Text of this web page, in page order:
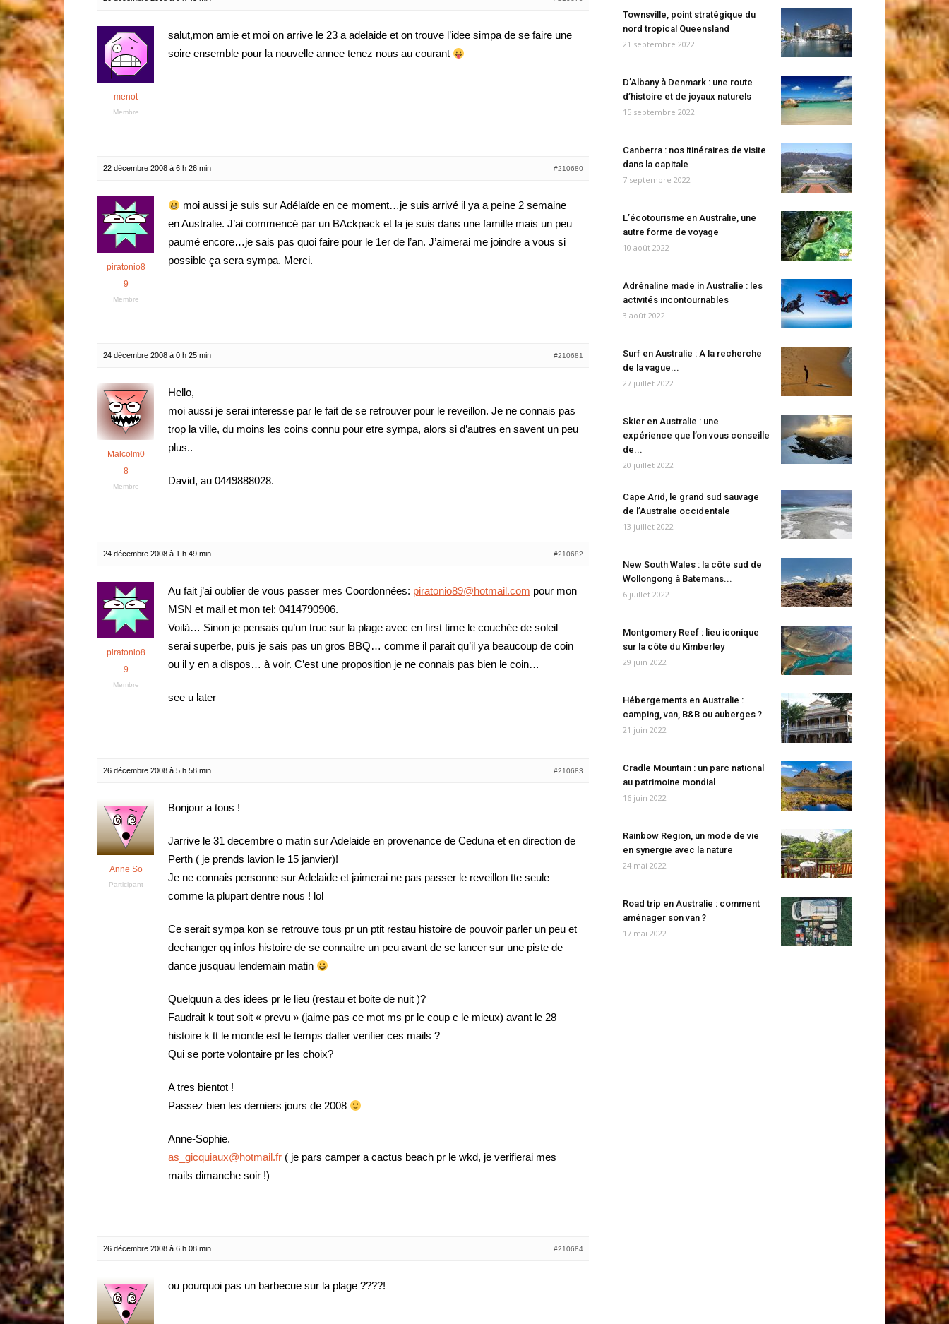
menot
Membre
salut,mon amie et moi on arrive le 23 a adelaide et on trouve l’idee simpa de se faire une
soire ensemble pour la nouvelle annee tenez nous au courant
22 décembre 2008 à 6 h 26 min #210680
piratonio8
9
Membre
moi aussi je suis sur Adélaïde en ce moment…je suis arrivé il ya a peine 2 semaine
en Australie. J’ai commencé par un BAckpack et la je suis dans une famille mais un peu
paumé encore…je sais pas quoi faire pour le 1er de l’an. J’aimerai me joindre a vous si
possible ça sera sympa. Merci.
24 décembre 2008 à 0 h 25 min #210681
Malcolm0
8
Membre
Hello,
moi aussi je serai interesse par le fait de se retrouver pour le reveillon. Je ne connais pas
trop la ville, du moins les coins connu pour etre sympa, alors si d’autres en savent un peu
plus..
David, au 0449888028.
24 décembre 2008 à 1 h 49 min #210682
piratonio8
9
Membre
Au fait j’ai oublier de vous passer mes Coordonnées: piratonio89@hotmail.com pour mon
MSN et mail et mon tel: 0414790906.
Voilà… Sinon je pensais qu’un truc sur la plage avec en first time le couchée de soleil
serai superbe, puis je sais pas un gros BBQ… comme il parait qu’il ya beaucoup de coin
ou il y en a dispos… à voir. C’est une proposition je ne connais pas bien le coin…
see u later
26 décembre 2008 à 5 h 58 min #210683
Anne So
Participant
Bonjour a tous !
Jarrive le 31 decembre o matin sur Adelaide en provenance de Ceduna et en direction de
Perth ( je prends lavion le 15 janvier)!
Je ne connais personne sur Adelaide et jaimerai ne pas passer le reveillon tte seule
comme la plupart dentre nous ! lol
Ce serait sympa kon se retrouve tous pr un ptit restau histoire de pouvoir parler un peu et
dechanger qq infos histoire de se connaitre un peu avant de se lancer sur une piste de
dance jusquau lendemain matin
Quelquun a des idees pr le lieu (restau et boite de nuit )?
Faudrait k tout soit « prevu » (jaime pas ce mot ms pr le coup c le mieux) avant le 28
histoire k tt le monde est le temps daller verifier ces mails ?
Qui se porte volontaire pr les choix?
A tres bientot !
Passez bien les derniers jours de 2008
Anne-Sophie.
as_gicquiaux@hotmail.fr ( je pars camper a cactus beach pr le wkd, je verifierai mes
mails dimanche soir !)
26 décembre 2008 à 6 h 08 min #210684
ou pourquoi pas un barbecue sur la plage ????!
Townsville, point stratégique du
nord tropical Queensland
21 septembre 2022
D’Albany à Denmark : une route
d’histoire et de joyaux naturels
15 septembre 2022
Canberra : nos itinéraires de visite
dans la capitale
7 septembre 2022
L’écotourisme en Australie, une
autre forme de voyage
10 août 2022
Adrénaline made in Australie : les
activités incontournables
3 août 2022
Surf en Australie : A la recherche
de la vague...
27 juillet 2022
Skier en Australie : une
expérience que l’on vous conseille
de...
20 juillet 2022
Cape Arid, le grand sud sauvage
de l’Australie occidentale
13 juillet 2022
New South Wales : la côte sud de
Wollongong à Batemans...
6 juillet 2022
Montgomery Reef : lieu iconique
sur la côte du Kimberley
29 juin 2022
Hébergements en Australie :
camping, van, B&B ou auberges ?
21 juin 2022
Cradle Mountain : un parc national
au patrimoine mondial
16 juin 2022
Rainbow Region, un mode de vie
en synergie avec la nature
24 mai 2022
Road trip en Australie : comment
aménager son van ?
17 mai 2022